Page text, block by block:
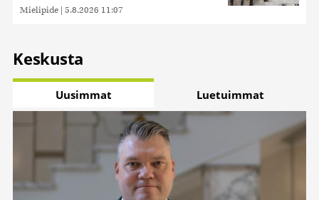
Mielipide | 5.8.2026 11:07
Keskusta
Uusimmat Luetuimmat